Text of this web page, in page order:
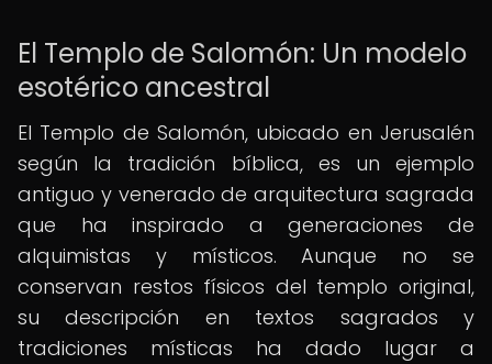
El Templo de Salomón: Un modelo
esotérico ancestral
El Templo de Salomón, ubicado en Jerusalén
según la tradición bíblica, es un ejemplo
antiguo y venerado de arquitectura sagrada
que ha inspirado a generaciones de
alquimistas y místicos. Aunque no se
conservan restos físicos del templo original,
su descripción en textos sagrados y
tradiciones místicas ha dado lugar a